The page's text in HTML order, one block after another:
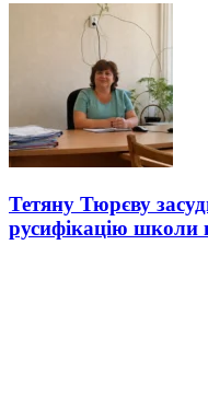
Тетяну Тюрєву
русифікацію школи